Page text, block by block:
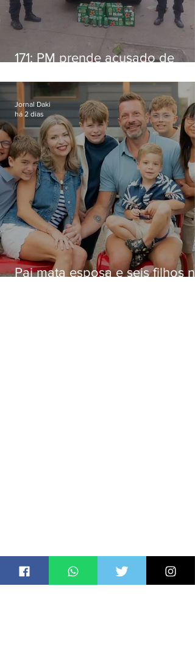
171: PM prende acusado de
Niterói
Pai mata esposa e seis filhos
Jornal Daki
há 2 dias